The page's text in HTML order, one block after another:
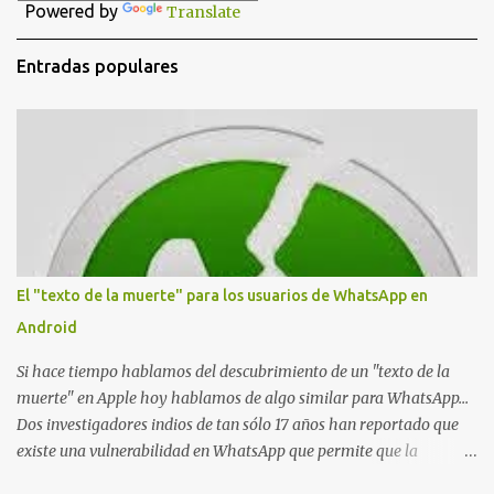
a
r
u
n
Powered by Translate
Entradas populares
El "texto de la muerte" para los usuarios de WhatsApp en
Android
Si hace tiempo hablamos del descubrimiento de un "texto de la
muerte" en Apple hoy hablamos de algo similar para WhatsApp...
Dos investigadores indios de tan sólo 17 años han reportado que
existe una vulnerabilidad en WhatsApp que permite que la